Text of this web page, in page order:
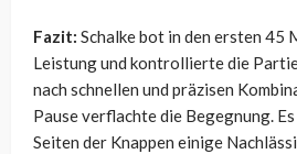
Fazit: Schalke bot in den ersten 45
Leistung und kontrollierte die
nach schnellen und präzisen
Pause verflachte die Begegnung.
Seiten der Knappen einige